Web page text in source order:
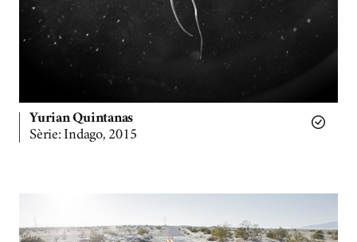
Yurian Quintanas
Sèrie: Indago, 2015